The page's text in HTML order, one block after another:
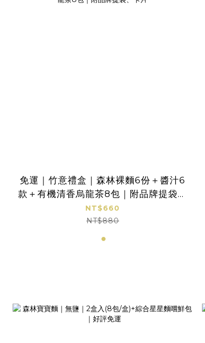
免運｜竹意禮盒｜森林裸麵6份＋醬汁6
款＋有機清香烏龍茶8包｜附品牌提袋、
卡片
NT$660
NT$880